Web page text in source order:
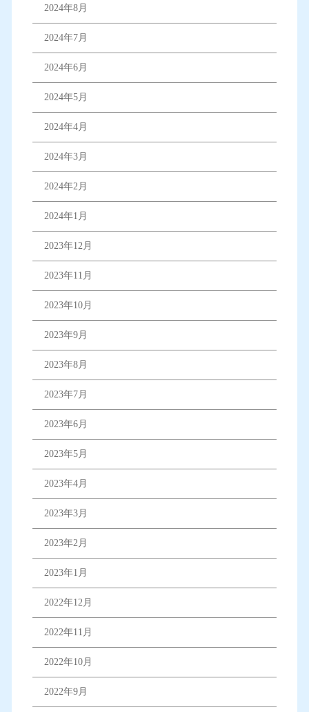
2024年8月
2024年7月
2024年6月
2024年5月
2024年4月
2024年3月
2024年2月
2024年1月
2023年12月
2023年11月
2023年10月
2023年9月
2023年8月
2023年7月
2023年6月
2023年5月
2023年4月
2023年3月
2023年2月
2023年1月
2022年12月
2022年11月
2022年10月
2022年9月